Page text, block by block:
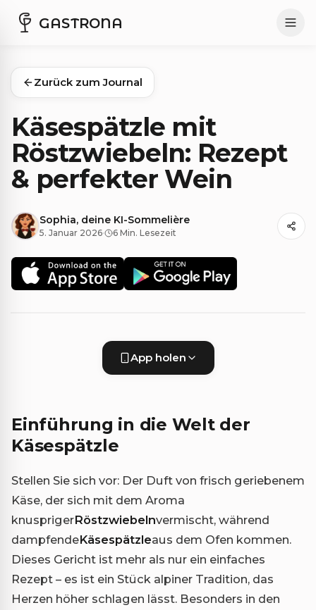
GASTRONA
Zurück zum Journal
Käsespätzle mit
Röstzwiebeln: Rezept
& perfekter Wein
Sophia, deine KI-Sommelière
5. Januar 2026· 6 Min. Lesezeit
App holen
Einführung in die Welt der
Käsespätzle
Stellen Sie sich vor: Der Duft von frisch geriebenem
Käse, der sich mit dem Aroma
knusprigerRöstzwiebelnvermischt, während
dampfendeKäsespätzleaus dem Ofen kommen.
Dieses Gericht ist mehr als nur ein einfaches
Rezept – es ist ein Stück alpiner Tradition, das
Herzen höher schlagen lässt. Besonders in den